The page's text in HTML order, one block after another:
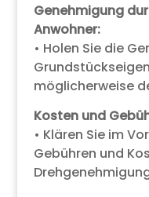
Genehmigung
Anwohner:
• Holen Sie die
möglicherweise
Kosten und
• Klären Sie im
Gebühren und